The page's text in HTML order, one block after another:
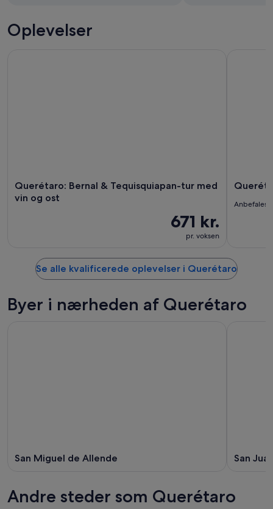
Oplevelser
Querétaro: Bernal & Tequisquiapan-tur med
vin og ost
671 kr.
pr. voksen
Anbefales
Se alle kvalificerede oplevelser i Querétaro
Byer i nærheden af Querétaro
San Miguel de Allende San
Andre steder som Querétaro